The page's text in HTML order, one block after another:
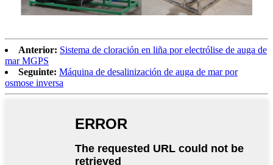
Anterior: Sistema de cloración en liña por electrólise de auga de
mar MGPS
Seguinte: Máquina de desalinización de auga de mar por
osmose inversa